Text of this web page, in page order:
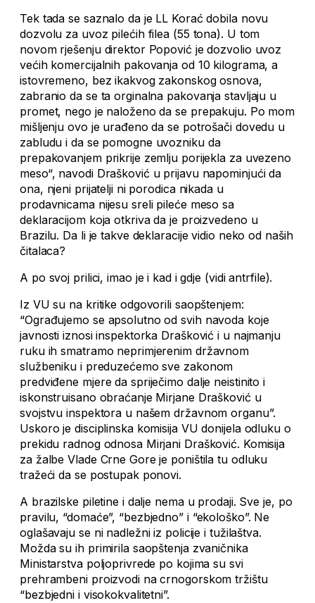
Tek tada se saznalo da je LL Korać dobila novu
dozvolu za uvoz pilećih filea (55 tona). U tom
novom rješenju direktor Popović je dozvolio uvoz
većih komercijalnih pakovanja od 10 kilograma, a
istovremeno, bez ikakvog zakonskog osnova,
zabranio da se ta orginalna pakovanja stavljaju u
promet, nego je naloženo da se prepakuju. Po mom
mišljenju ovo je urađeno da se potrošači dovedu u
zabludu i da se pomogne uvozniku da
prepakovanjem prikrije zemlju porijekla za uvezeno
meso“, navodi Drašković u prijavu napominjući da
ona, njeni prijatelji ni porodica nikada u
prodavnicama nijesu sreli pileće meso sa
deklaracijom koja otkriva da je proizvedeno u
Brazilu. Da li je takve deklaracije vidio neko od naših
čitalaca?
A po svoj prilici, imao je i kad i gdje (vidi antrfile).
Iz VU su na kritike odgovorili saopštenjem:
“Ograđujemo se apsolutno od svih navoda koje
javnosti iznosi inspektorka Drašković i u najmanju
ruku ih smatramo neprimjerenim državnom
službeniku i preduzećemo sve zakonom
predviđene mjere da spriječimo dalje neistinito i
iskonstruisano obraćanje Mirjane Drašković u
svojstvu inspektora u našem državnom organu”.
Uskoro je disciplinska komisija VU donijela odluku o
prekidu radnog odnosa Mirjani Drašković. Komisija
za žalbe Vlade Crne Gore je poništila tu odluku
tražeći da se postupak ponovi.
A brazilske piletine i dalje nema u prodaji. Sve je, po
pravilu, “domaće”, “bezbjedno” i “ekološko”. Ne
oglašavaju se ni nadležni iz policije i tužilaštva.
Možda su ih primirila saopštenja zvaničnika
Ministarstva poljoprivrede po kojima su svi
prehrambeni proizvodi na crnogorskom tržištu
“bezbjedni i visokokvalitetni”.